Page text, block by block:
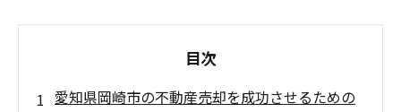
目次
愛知県岡崎市の不動産売却を成功させるための